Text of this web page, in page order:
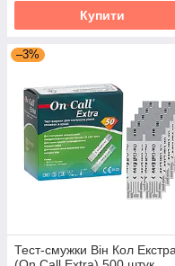
Купити
–3%
Тест-смужки Він Кол Екстра